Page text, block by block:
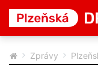
Zprávy